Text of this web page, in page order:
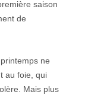
saison
de
ne
au foie, qui
Mais plus